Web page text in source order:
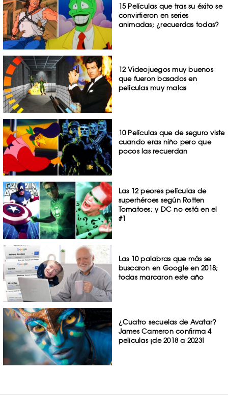
15 Películas que tras su éxito se
convirtieron en series
animadas; ¿recuerdas todas?
12 Videojuegos muy buenos
que fueron basados en
películas muy malas
10 Películas que de seguro viste
cuando eras niño pero que
pocos las recuerdan
Las 12 peores películas de
superhéroes según Rotten
Tomatoes; y DC no está en el
#1
Las 10 palabras que más se
buscaron en Google en 2018;
todas marcaron este año
¿Cuatro secuelas de Avatar?
James Cameron confirma 4
películas ¡de 2018 a 2023!